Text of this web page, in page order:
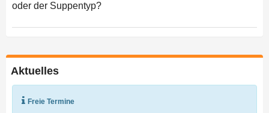
oder der Suppentyp?
Aktuelles
Freie Termine